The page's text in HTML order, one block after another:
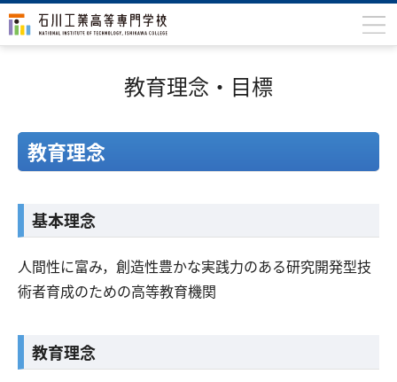
専攻科
入学案内
学生生活
研究・産学連携
中学生の方
教育理念・目標
教育理念
基本理念
人間性に富み，創造性豊かな実践力のある研究開発型技
術者育成のための高等教育機関
教育理念